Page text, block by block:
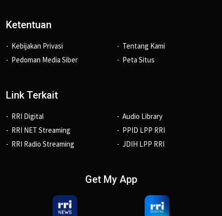
Ketentuan
Kebijakan Privasi
Pedoman Media Siber
Tentang Kami
Peta Situs
Link Terkait
RRI Digital
RRI NET Streaming
RRI Radio Streaming
Audio Library
PPID LPP RRI
JDIH LPP RRI
Get My App